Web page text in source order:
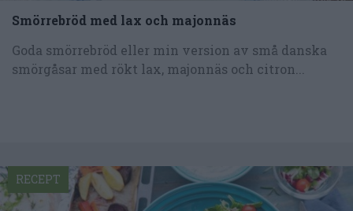
Smörrebröd med lax och majonnäs
Goda smörrebröd eller min version av små danska
smörgåsar med rökt lax, majonnäs och citron...
RECEPT